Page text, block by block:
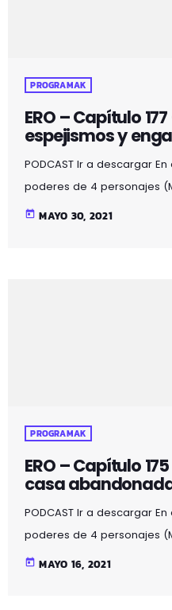
PROGRAMAK
ERO – Capítulo
espejismos y
PODCAST Ir a descargar
poderes de 4 personajes
y Mr. Hyde) obteniendo un
today MAYO 30, 2021
PROGRAMAK
ERO – Capítulo
casa
PODCAST Ir a descargar
poderes de 4 personajes
y Mr. Hyde) obteniendo un
today MAYO 16, 2021